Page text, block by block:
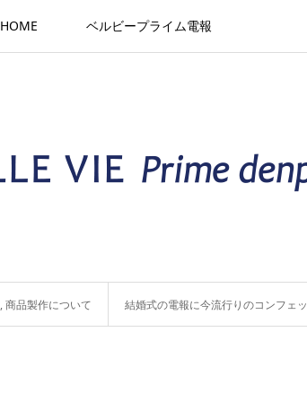
HOME ベルビープライム電報
,商品製作について 結婚式の電報に今流行りのコンフェ